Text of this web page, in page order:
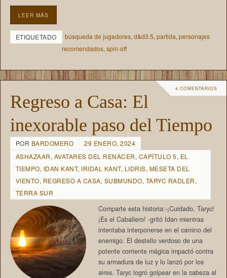
LEER MÁS
ETIQUETADO búsqueda de jugadores, d&d3.5, partida, personajes
recomendados, spin-off
4 COMENTARIOS
Regreso a Casa: El
inexorable paso del Tiempo
POR BARDOMERO
29 ENERO, 2024
ASHAZAAR, AVATARES DEL RENACER, CAPÍTULO 5, EL
TIEMPO, IDAN KANT, IRIDAL KANT, LIDRIS, MESETA DEL
VIENTO, REGRESO A CASA, SUBMUNDO, TARYC RADLER,
TERRA SUR
Comparte esta historia:-¡Cuidado, Taryc!
¡Es el Caballero! -gritó Idan mientras
intentaba interponerse en el camino del
enemigo. El destello verdoso de una
potente corriente mágica impactó contra
su armadura de luz y lo lanzó por los
aires. Taryc logró golpear en la cabeza al